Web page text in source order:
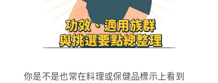
你是不是也常在料理或保健品標示上看到
會員專區
訂單查詢 使用條款
購物說明